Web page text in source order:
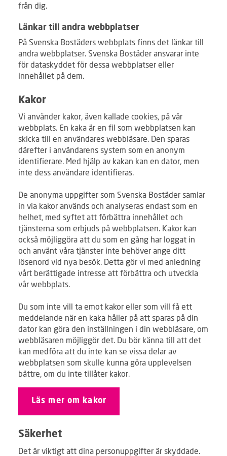
från dig.
Länkar till andra webbplatser
På Svenska Bostäders webbplats finns det länkar till
andra webbplatser. Svenska Bostäder ansvarar inte
för dataskyddet för dessa webbplatser eller
innehållet på dem.
Kakor
Vi använder kakor, även kallade cookies, på vår
webbplats. En kaka är en fil som webbplatsen kan
skicka till en användares webbläsare. Den sparas
därefter i användarens system som en anonym
identifierare. Med hjälp av kakan kan en dator, men
inte dess användare identifieras.
De anonyma uppgifter som Svenska Bostäder samlar
in via kakor används och analyseras endast som en
helhet, med syftet att förbättra innehållet och
tjänsterna som erbjuds på webbplatsen. Kakor kan
också möjliggöra att du som en gång har loggat in
och använt våra tjänster inte behöver ange ditt
lösenord vid nya besök. Detta gör vi med anledning
vårt berättigade intresse att förbättra och utveckla
vår webbplats.
Du som inte vill ta emot kakor eller som vill få ett
meddelande när en kaka håller på att sparas på din
dator kan göra den inställningen i din webbläsare, om
webbläsaren möjliggör det. Du bör känna till att det
kan medföra att du inte kan se vissa delar av
webbplatsen som skulle kunna göra upplevelsen
bättre, om du inte tillåter kakor.
Läs mer om kakor
Säkerhet
Det är viktigt att dina personuppgifter är skyddade.